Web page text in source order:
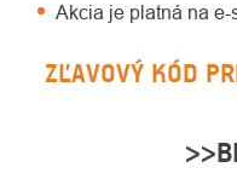
Akcia je platná na e-
ZĽAVOVÝ KÓD